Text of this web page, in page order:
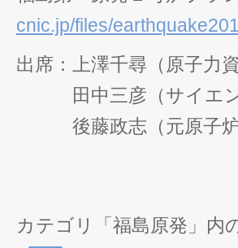
cnic.jp/files/
出席：上澤千尋（原子力
田中三彦（サイエン
後藤政志（元原子炉
カテゴリ「福島原発」内